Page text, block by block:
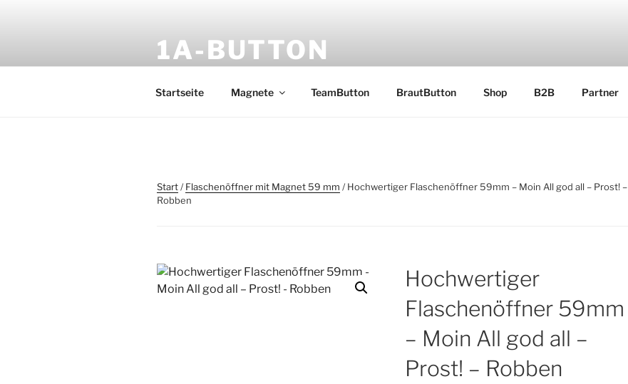
1A-BUTTON
Startseite Magnete TeamButton BrautButton Shop B2B Partner
Start/Flaschenöffner mit Magnet 59 mm / Hochwertiger Flaschenöffner 59mm – Moin All god all – Prost! –
Robben
Hochwertiger
Flaschenöffner 59mm
– Moin All god all –
Prost! – Robben